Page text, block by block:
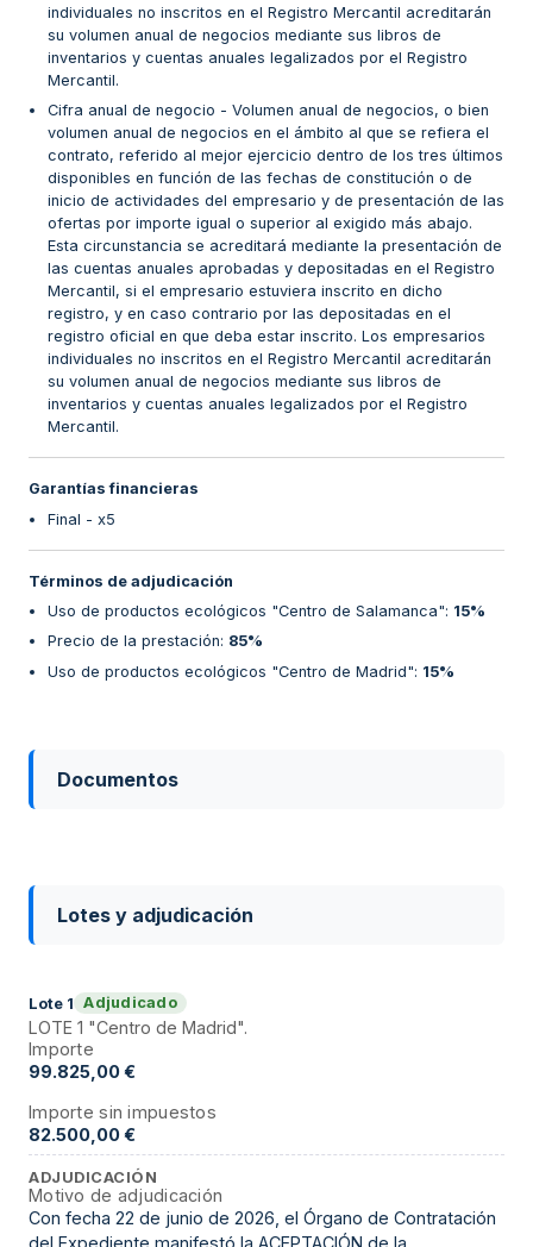
individuales no inscritos en el Registro Mercantil acreditarán
su volumen anual de negocios mediante sus libros de
inventarios y cuentas anuales legalizados por el Registro
Mercantil.
Cifra anual de negocio - Volumen anual de negocios, o bien
volumen anual de negocios en el ámbito al que se refiera el
contrato, referido al mejor ejercicio dentro de los tres últimos
disponibles en función de las fechas de constitución o de
inicio de actividades del empresario y de presentación de las
ofertas por importe igual o superior al exigido más abajo.
Esta circunstancia se acreditará mediante la presentación de
las cuentas anuales aprobadas y depositadas en el Registro
Mercantil, si el empresario estuviera inscrito en dicho
registro, y en caso contrario por las depositadas en el
registro oficial en que deba estar inscrito. Los empresarios
individuales no inscritos en el Registro Mercantil acreditarán
su volumen anual de negocios mediante sus libros de
inventarios y cuentas anuales legalizados por el Registro
Mercantil.
Garantías financieras
Final - x5
Términos de adjudicación
Uso de productos ecológicos "Centro de Salamanca": 15%
Precio de la prestación: 85%
Uso de productos ecológicos "Centro de Madrid": 15%
Documentos
Lotes y adjudicación
Lote 1 Adjudicado
LOTE 1 "Centro de Madrid".
Importe
99.825,00 €
Importe sin impuestos
82.500,00 €
ADJUDICACIÓN
Motivo de adjudicación
Con fecha 22 de junio de 2026, el Órgano de Contratación